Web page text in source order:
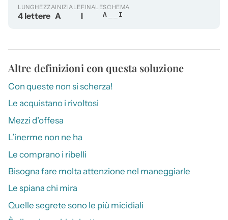
LUNGHEZZA
4 lettere
INIZIALE
A
FINALE
I
SCHEMA
A__I
Altre definizioni con questa soluzione
Con queste non si scherza!
Le acquistano i rivoltosi
Mezzi d’offesa
L’inerme non ne ha
Le comprano i ribelli
Bisogna fare molta attenzione nel maneggiarle
Le spiana chi mira
Quelle segrete sono le più micidiali